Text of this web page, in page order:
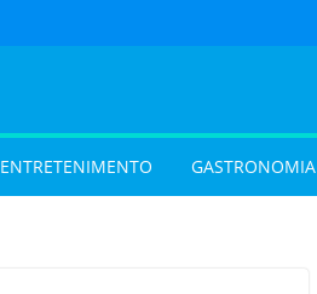
ENTRETENIMENTO GASTRONOMIA